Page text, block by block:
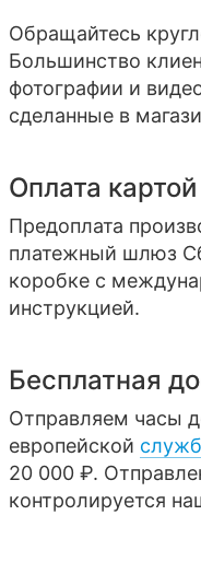
Обращайтесь
Большинство
фотографии и
сделанные в
Оплата картой
Предоплата
платежный шлюз
коробке с
инструкцией.
Бесплатная
Отправляем часы
европейской
20 000 ₽.
контролируется